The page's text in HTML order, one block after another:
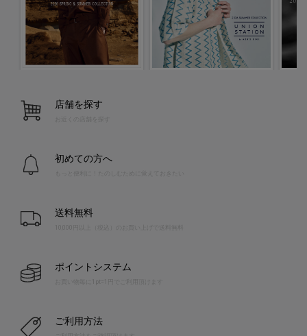
店舗を探す
お近くの店舗を探す
初めての方へ
送料無料
10,000円以上（税込）のお買い上げで送料無料
ポイントシステム
お買い物毎に1pt=1円でご利用頂けます
ご利用方法